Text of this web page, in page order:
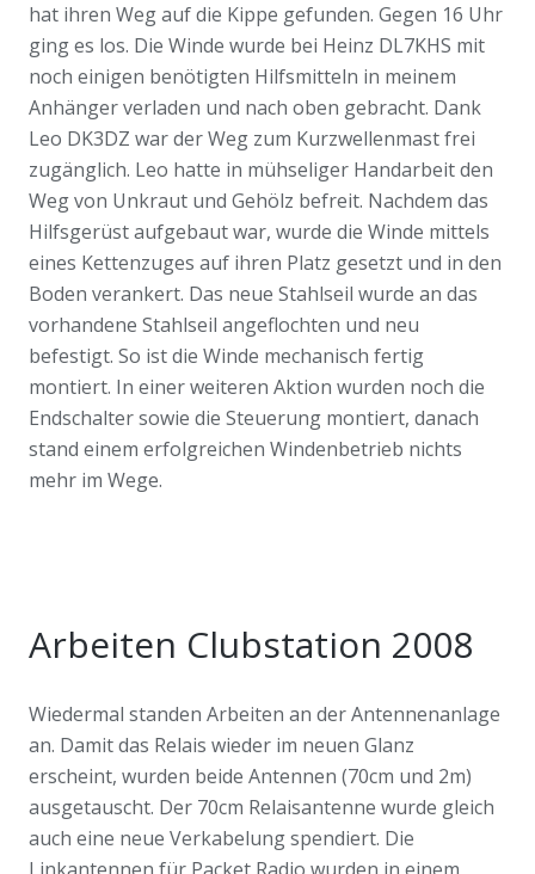
hat ihren Weg auf die Kippe gefunden. Gegen 16 Uhr
ging es los. Die Winde wurde bei Heinz DL7KHS mit
noch einigen benötigten Hilfsmitteln in meinem
Anhänger verladen und nach oben gebracht. Dank
Leo DK3DZ war der Weg zum Kurzwellenmast frei
zugänglich. Leo hatte in mühseliger Handarbeit den
Weg von Unkraut und Gehölz befreit. Nachdem das
Hilfsgerüst aufgebaut war, wurde die Winde mittels
eines Kettenzuges auf ihren Platz gesetzt und in den
Boden verankert. Das neue Stahlseil wurde an das
vorhandene Stahlseil angeflochten und neu
befestigt. So ist die Winde mechanisch fertig
montiert. In einer weiteren Aktion wurden noch die
Endschalter sowie die Steuerung montiert, danach
stand einem erfolgreichen Windenbetrieb nichts
mehr im Wege.
Arbeiten Clubstation 2008
Wiedermal standen Arbeiten an der Antennenanlage
an. Damit das Relais wieder im neuen Glanz
erscheint, wurden beide Antennen (70cm und 2m)
ausgetauscht. Der 70cm Relaisantenne wurde gleich
auch eine neue Verkabelung spendiert. Die